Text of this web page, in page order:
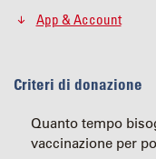
App & Account
Criteri di donazione
Quanto tempo
vaccinazione per